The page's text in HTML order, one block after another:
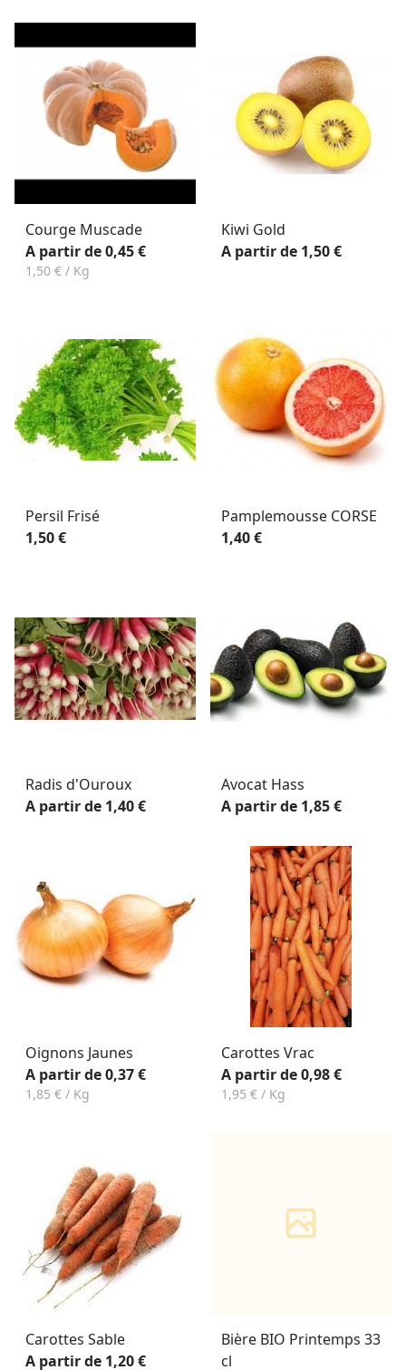
Courge Muscade
A partir de 0,45 €
1,50 € / Kg
Kiwi Gold
A partir de 1,50 €
Persil Frisé
1,50 €
Pamplemousse CORSE
1,40 €
Radis d'Ouroux
A partir de 1,40 €
Avocat Hass
A partir de 1,85 €
Oignons Jaunes
A partir de 0,37 €
1,85 € / Kg
Carottes Vrac
A partir de 0,98 €
1,95 € / Kg
Carottes Sable
A partir de 1,20 €
Bière BIO Printemps 33
cl